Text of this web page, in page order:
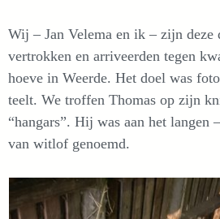
Wij – Jan Velema en ik – zijn deze
vertrokken en arriveerden tegen
hoeve in Weerde. Het doel was
teelt. We troffen Thomas op zijn
“hangars”. Hij was aan het langen
van witlof genoemd.